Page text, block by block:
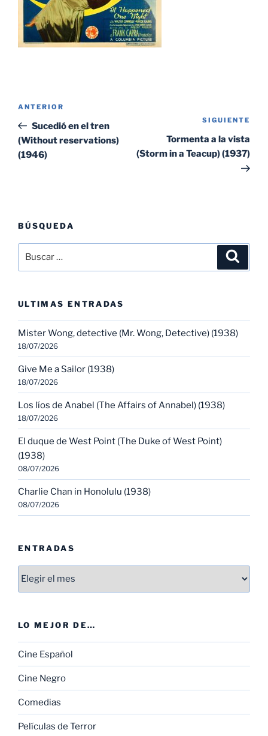
entradas
Entrada
anterior:
ANTERIOR
Sucedió en el tren
(Without reservations)
(1946)
SIGUIENTE
Tormenta a la vista
(Storm in a Teacup) (1937)
BÚSQUEDA
por:
ULTIMAS ENTRADAS
Mister Wong, detective (Mr. Wong, Detective) (1938)
18/07/2026
Give Me a Sailor (1938)
18/07/2026
Los líos de Anabel (The Affairs of Annabel) (1938)
18/07/2026
El duque de West Point (The Duke of West Point)
(1938)
08/07/2026
Charlie Chan in Honolulu (1938)
08/07/2026
ENTRADAS
Entradas
LO MEJOR DE…
Cine Español
Cine Negro
Comedias
Películas de Terror